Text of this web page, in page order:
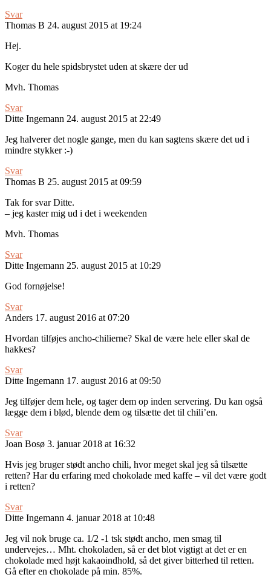
Svar
Thomas B 24. august 2015 at 19:24
Hej.
Koger du hele spidsbrystet uden at skære der ud
Mvh. Thomas
Svar
Ditte Ingemann 24. august 2015 at 22:49
Jeg halverer det nogle gange, men du kan sagtens skære det ud i
mindre stykker :-)
Svar
Thomas B 25. august 2015 at 09:59
Tak for svar Ditte.
– jeg kaster mig ud i det i weekenden
Mvh. Thomas
Svar
Ditte Ingemann 25. august 2015 at 10:29
God fornøjelse!
Svar
Anders 17. august 2016 at 07:20
Hvordan tilføjes ancho-chilierne? Skal de være hele eller skal de
hakkes?
Svar
Ditte Ingemann 17. august 2016 at 09:50
Jeg tilføjer dem hele, og tager dem op inden servering. Du kan også
lægge dem i blød, blende dem og tilsætte det til chili’en.
Svar
Joan Bosø 3. januar 2018 at 16:32
Hvis jeg bruger stødt ancho chili, hvor meget skal jeg så tilsætte
retten? Har du erfaring med chokolade med kaffe – vil det være godt
i retten?
Svar
Ditte Ingemann 4. januar 2018 at 10:48
Jeg vil nok bruge ca. 1/2 -1 tsk stødt ancho, men smag til
undervejes… Mht. chokoladen, så er det blot vigtigt at det er en
chokolade med højt kakaoindhold, så det giver bitterhed til retten.
Gå efter en chokolade på min. 85%.